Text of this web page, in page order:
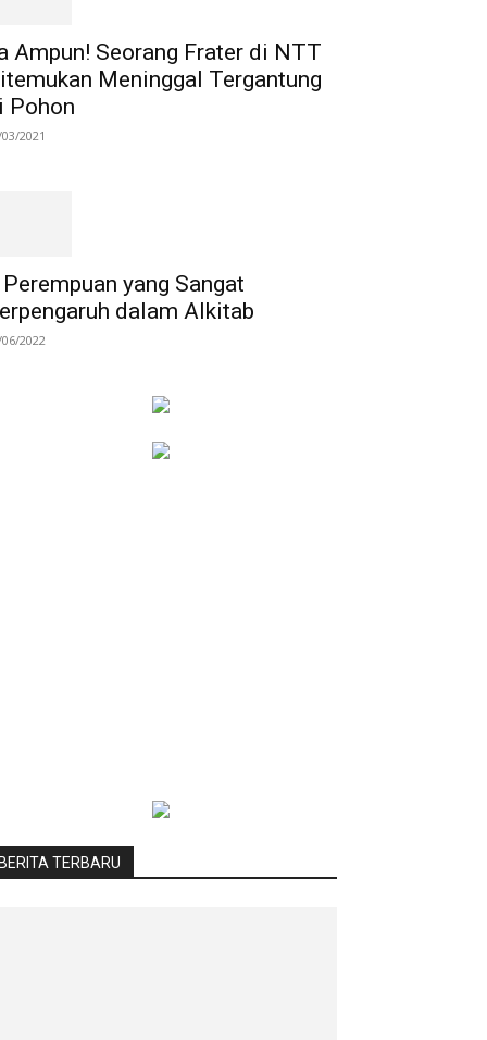
Ampun! Seorang Frater di NTT
Meninggal Tergantung
Pohon
2021
yang Sangat
dalam Alkitab
2022
BERITA TERBARU